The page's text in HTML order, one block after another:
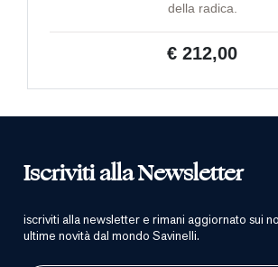
della radica.
€ 212,00
Iscriviti alla Newsletter
iscriviti alla newsletter e rimani aggiornato sui
ultime novità dal mondo Savinelli.